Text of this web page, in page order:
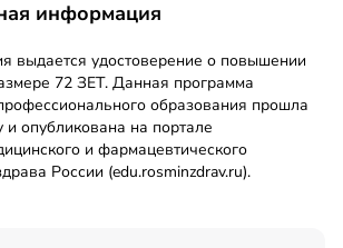
информация
выдается удостоверение о повышении
72 ЗЕТ. Данная программа
образования прошла
и опубликована на портале
и фармацевтического
России (edu.rosminzdrav.ru).